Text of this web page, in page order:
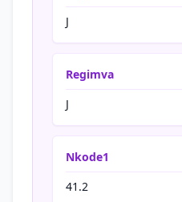
J
Regimva
J
Nkode1
41.2